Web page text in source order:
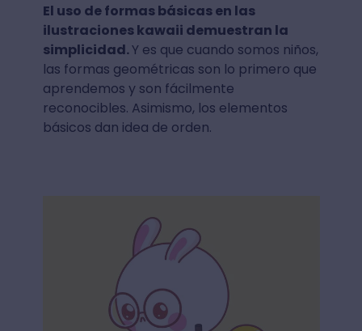
El uso de formas básicas en las
ilustraciones kawaii demuestran la
simplicidad.Y es que cuando somos niños,
las formas geométricas son lo primero que
aprendemos y son fácilmente
reconocibles. Asimismo, los elementos
básicos dan idea de orden.